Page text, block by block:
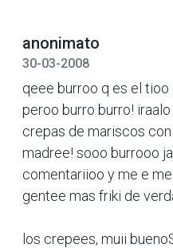
anonimato
30-03-2008
qeee burroo q es el tioo
peroo burro burro!
crepas de mariscos
madree! sooo burrooo
comentariioo y me e
gentee mas friki de
los crepees, muii